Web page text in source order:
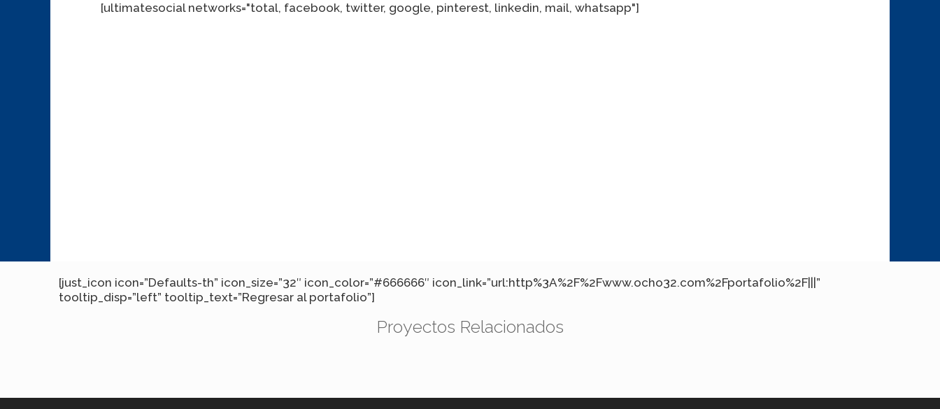
[ultimatesocial networks="total, facebook, twitter, google, pinterest, linkedin, mail, whatsapp"]
[just_icon icon=”Defaults-th” icon_size=”32″ icon_color=”#666666″ icon_link=”url:http%3A%2F%2Fwww.ocho32.com%2Fportafolio%2F|||”
tooltip_disp=”left” tooltip_text=”Regresar al portafolio”]
Proyectos Relacionados